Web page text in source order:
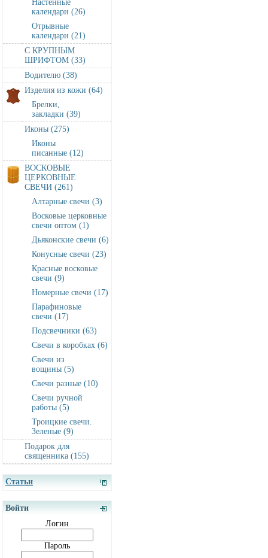
Настенные
календари (26)
Отрывные
календари (21)
С КРУПНЫМ
ШРИФТОМ (33)
Водителю (38)
Изделия из кожи (64)
Брелки,
закладки (39)
Иконы (275)
Иконы
писанные (12)
ВОСКОВЫЕ
ЦЕРКОВНЫЕ
СВЕЧИ (261)
Алтарные свечи (3)
Восковые церковные
свечи оптом (1)
Дьяконские свечи (6)
Конусные свечи (23)
Красные восковые
свечи (9)
Номерные свечи (17)
Парафиновые
свечи (17)
Подсвечники (63)
Свечи в коробках (6)
Свечи из
вощины (5)
Свечи разные (10)
Свечи ручной
работы (5)
Троицкие свечи.
Зеленые (9)
Подарок для
священника (155)
Статьи
Войти
Логин
Пароль